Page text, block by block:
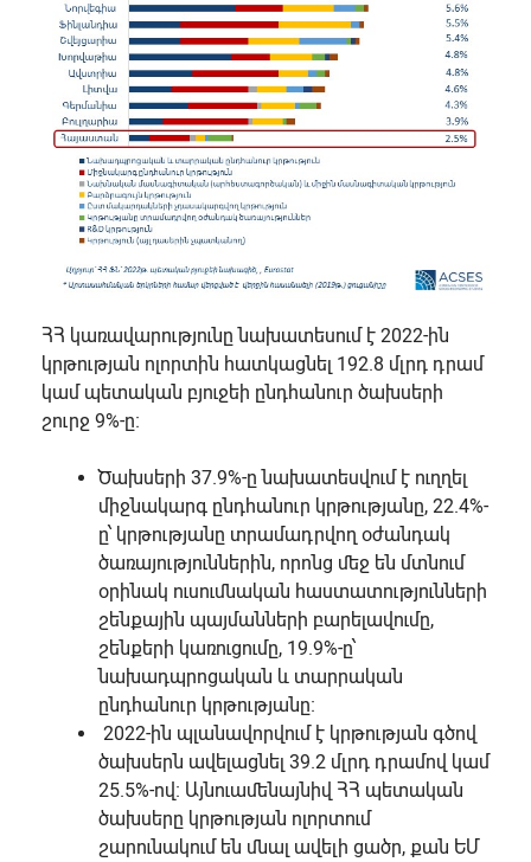
ՀՀ կառավարությունը նախատեսում է 2022-ին
կրթության ոլորտին հատկացնել 192.8 մլրդ դրամ
կամ պետական բյուջեի ընդհանուր ծախսերի
շուրջ 9%-ը։
Ծախսերի 37.9%-ը նախատեսվում է ուղղել
միջնակարգ ընդհանուր կրթությանը, 22.4%-
ը՝ կրթությանը տրամադրվող օժանդակ
ծառայություններին, որոնց մեջ են մտնում
օրինակ ուսումնական հաստատությունների
շենքային պայմանների բարելավումը,
շենքերի կառուցումը, 19.9%-ը՝
նախադպրոցական և տարրական
ընդհանուր կրթությանը։
2022-ին պլանավորվում է կրթության գծով
ծախսերն ավելացնել 39.2 մլրդ դրամով կամ
25.5%-ով։ Այնուամենայնիվ ՀՀ պետական
ծախսերը կրթության ոլորտում
շարունակում են մնալ ավելի ցածր, քան ԵՄ